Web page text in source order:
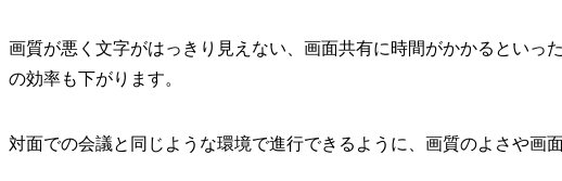
画質が悪く文字がはっきり見えない、画面共有に時間がかかるとい
の効率も下がります。
対面での会議と同じような環境で進行できるように、画質のよさや画